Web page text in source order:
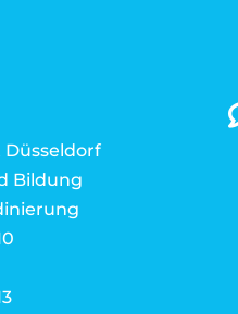
Bildung